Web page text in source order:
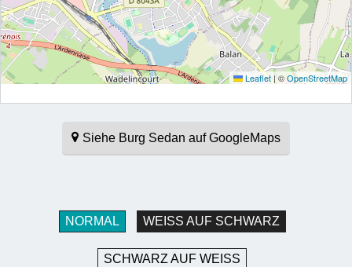
Leaflet| ©OpenStreetMap
Siehe Burg Sedan auf GoogleMaps
NORMAL WEISS AUF SCHWARZ
SCHWARZ AUF WEISS